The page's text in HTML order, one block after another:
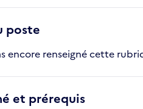
poste
encore renseigné cette
et prérequis